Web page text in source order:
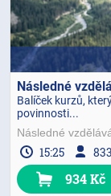
Následné
Balíček kurzů,
povinnosti...
Následné
15:25 833
934 Kč